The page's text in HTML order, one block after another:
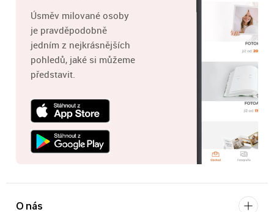
Úsměv milované osoby
je pravděpodobně
jedním z nejkrásnějších
pohledů, jaké si můžeme
představit.
O nás